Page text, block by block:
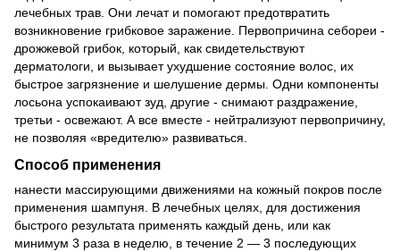
лечебных трав. Они лечат и помогают предотвратить
возникновение грибковое заражение. Первопричина себореи -
дрожжевой грибок, который, как свидетельствуют
дерматологи, и вызывает ухудшение состояние волос, их
быстрое загрязнение и шелушение дермы. Одни компоненты
лосьона успокаивают зуд, другие - снимают раздражение,
третьи - освежают. А все вместе - нейтрализуют первопричину,
не позволяя «вредителю» развиваться.
Способ применения
нанести массирующими движениями на кожный покров после
применения шампуня. В лечебных целях, для достижения
быстрого результата применять каждый день, или как
минимум 3 раза в неделю, в течение 2 — 3 последующих